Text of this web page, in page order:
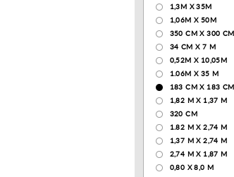
1,3M X 35M
1,06M X 50M
350 CM X 300 CM
34 CM X 7 M
0,52М Х 10,05М
1.06M X 35 M
183 СМ Х 183 СМ
1,82 М Х 1,37 М
320 CM
1.82 М Х 2,74 М
1,37 М Х 2,74 М
2,74 М Х 1,87 М
0,80 Х 8,0 М